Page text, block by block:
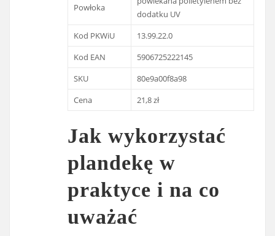
Powłoka
dodatku UV
Kod PKWiU
13.99.22.0
Kod EAN
5906725222145
SKU
80e9a00f8a98
Cena
21,8 zł
Jak wykorzystać
plandekę w
praktyce i na co
uważać